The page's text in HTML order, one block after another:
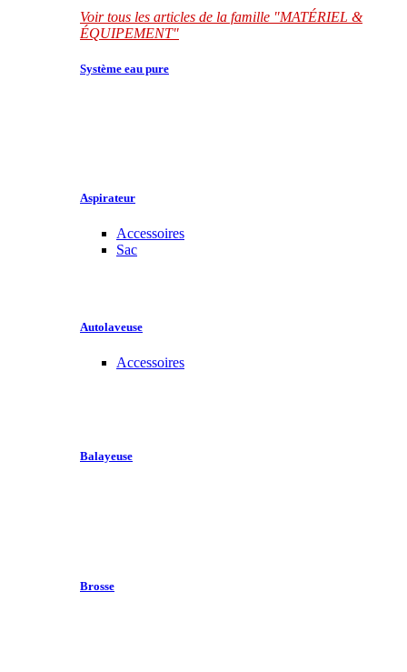
Voir tous les articles de la famille "MATÉRIEL &
ÉQUIPEMENT"
Système eau pure
Aspirateur
Accessoires
Sac
Autolaveuse
Accessoires
Balayeuse
Brosse